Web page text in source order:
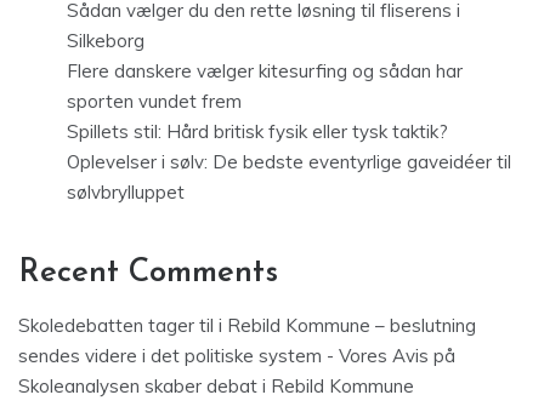
Sådan vælger du den rette løsning til fliserens i
Silkeborg
Flere danskere vælger kitesurfing og sådan har
sporten vundet frem
Spillets stil: Hård britisk fysik eller tysk taktik?
Oplevelser i sølv: De bedste eventyrlige gaveidéer til
sølvbrylluppet
Recent Comments
Skoledebatten tager til i Rebild Kommune – beslutning
sendes videre i det politiske system - Vores Avis på
Skoleanalysen skaber debat i Rebild Kommune